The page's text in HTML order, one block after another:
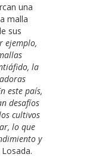
una
malla
sus
ejemplo,
la
este país,
desafíos
cultivos
lo que
y